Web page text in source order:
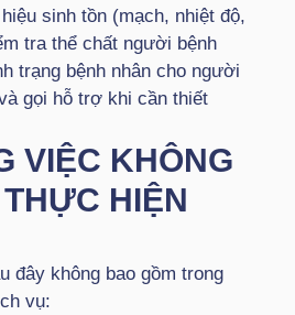
sinh tồn (mạch, nhiệt độ,
tra thể chất người bệnh
trạng bệnh nhân cho người
gọi hỗ trợ khi cần thiết
VIỆC KHÔNG
HIỆN
đây không bao gồm trong
vụ: